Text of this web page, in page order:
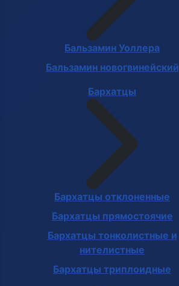
Бальзамин Уоллера
Бальзамин новогвинейский
Бархатцы
Бархатцы отклоненные
Бархатцы прямостоячие
Бархатцы тонколистные и
нителистные
Бархатцы триплоидные